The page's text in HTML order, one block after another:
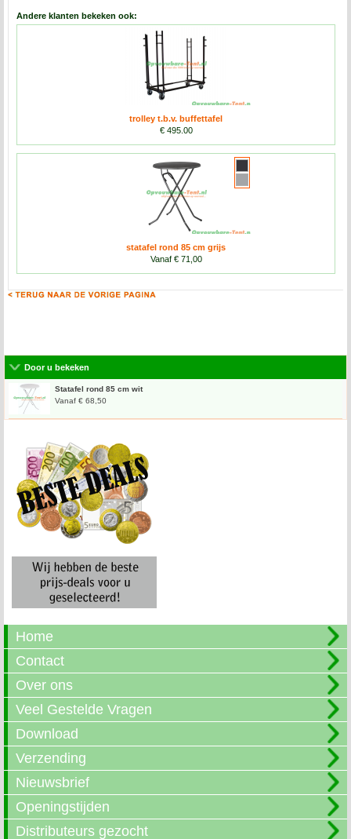
Andere klanten bekeken ook:
trolley t.b.v. buffettafel
€ 495.00
statafel rond 85 cm grijs
Vanaf € 71,00
Door u bekeken
Statafel rond 85 cm wit
Vanaf € 68,50
Home
Contact
Over ons
Veel Gestelde Vragen
Download
Verzending
Nieuwsbrief
Openingstijden
Distributeurs gezocht